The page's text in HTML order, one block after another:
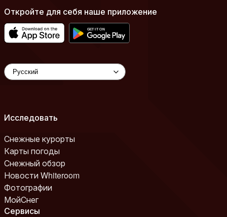
Откройте для себя наше приложение
Исследовать
Снежные курорты
Карты погоды
Снежный обзор
Новости Whiteroom
Фотографии
МойСнег
Сервисы